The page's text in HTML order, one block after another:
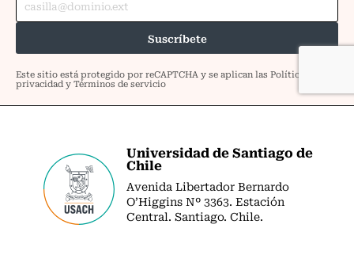
Universidad de Santiago de
Chile
Avenida Libertador Bernardo
O’Higgins Nº 3363. Estación
Central. Santiago. Chile.